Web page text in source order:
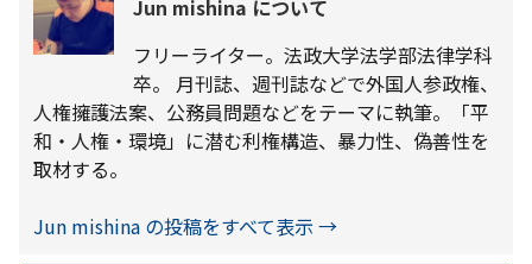
Jun mishina について
フリーライター。法政大学法学部法律学科
卒。 月刊誌、週刊誌などで外国人参政権、
人権擁護法案、公務員問題などをテーマに執筆。「平
和・人権・環境」に潜む利権構造、暴力性、偽善性を
取材する。
Jun mishina の投稿をすべて表示 →